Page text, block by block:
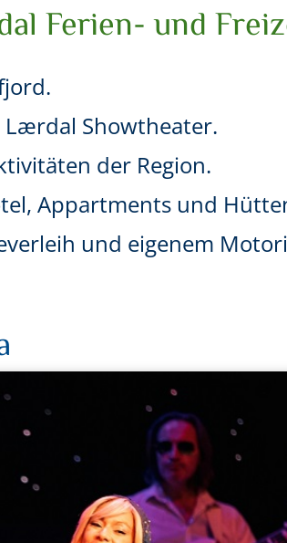
Ferien- und
Lærdal Showtheater.
der Region.
Appartments und
und eigenem